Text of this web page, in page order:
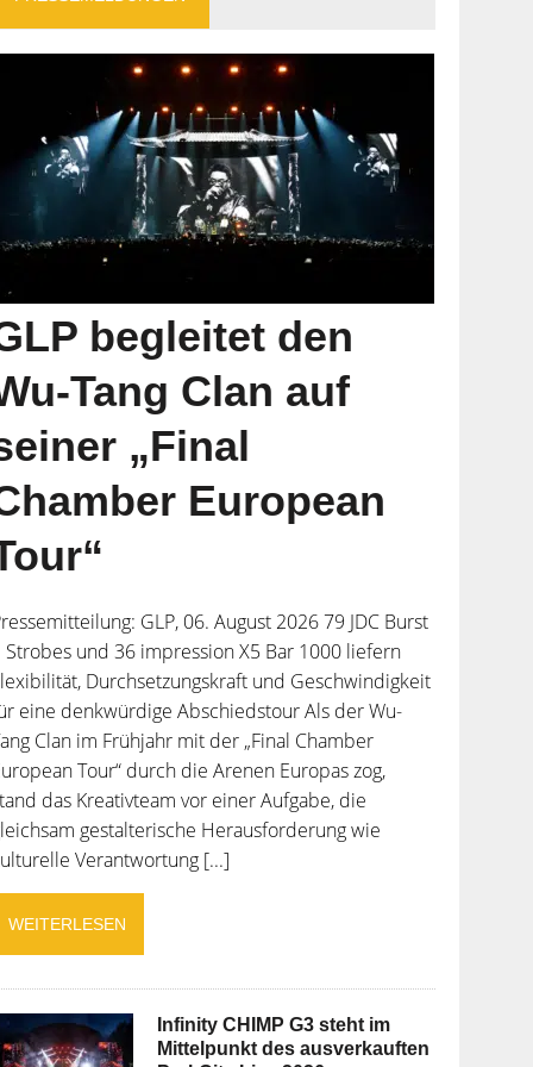
begleitet den
Tang Clan auf
„Final
European
GLP, 06. August 2026 79 JDC Burst
Strobes und 36 impression X5 Bar 1000 liefern
Durchsetzungskraft und Geschwindigkeit
eine denkwürdige Abschiedstour Als der Wu-
Clan im Frühjahr mit der „Final Chamber
Tour“ durch die Arenen Europas zog,
das Kreativteam vor einer Aufgabe, die
gestalterische Herausforderung wie
Verantwortung [...]
WEITERLESEN
Infinity CHIMP G3 steht im
Mittelpunkt des ausverkauften